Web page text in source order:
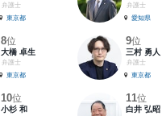
弁護士
東京都
弁護士
愛知県
8位
大橋 卓生
弁護士
東京都
9位
三村 勇人
弁護士
東京都
10位
小杉 和
11位
白井 弘昭